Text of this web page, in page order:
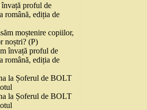
proful de
română, ediția de
moștenire copiilor,
noștri? (P)
învață proful de
română, ediția de
la Șoferul de BOLT
la Șoferul de BOLT